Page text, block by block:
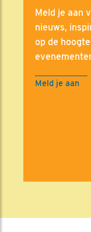
Meld je aan
nieuws,
op de
Meld je aan